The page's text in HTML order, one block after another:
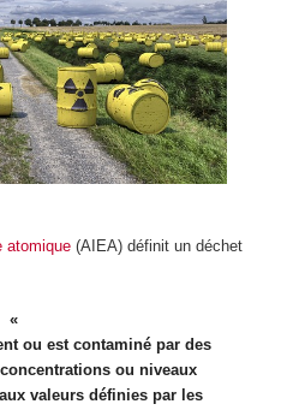
atomique(AIEA) définit un déchet
ou est contaminé par des
ou niveaux
valeurs définies par les